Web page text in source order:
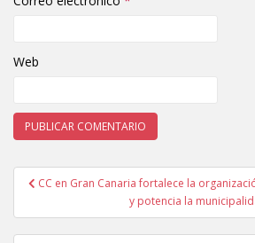
Web
Navegación de
CC en Gran Canaria fortalece la
y potencia la